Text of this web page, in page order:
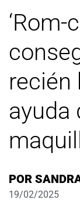
recién
ayuda
POR
19/02/2025